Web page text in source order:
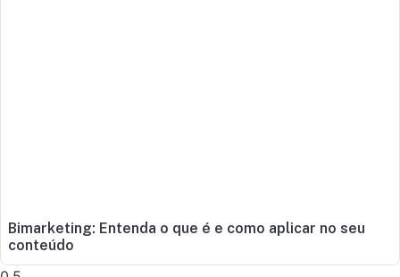
Bimarketing: Entenda o que é e como aplicar no seu
conteúdo